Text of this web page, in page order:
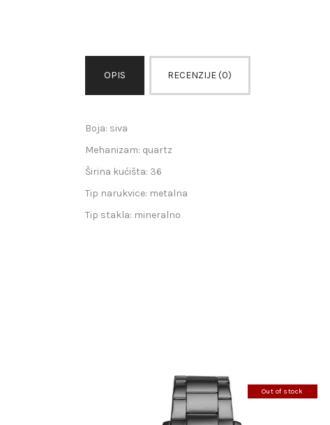
OPIS RECENZIJE (0)
Boja: siva
Mehanizam: quartz
Širina kućišta: 36
Tip narukvice: metalna
Tip stakla: mineralno
Out of stock